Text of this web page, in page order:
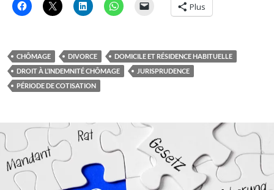
Plus
CHÔMAGE DIVORCE
DOMICILE ET RÉSIDENCE HABITUELLE
DROIT À L’INDEMNITÉ CHÔMAGE
JURISPRUDENCE
PÉRIODE DE COTISATION